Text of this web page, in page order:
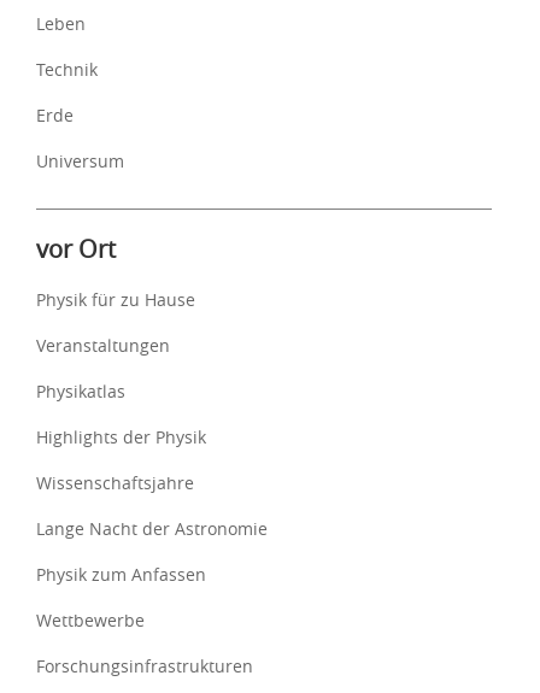
Leben
Technik
Erde
Universum
vor Ort
Physik für zu Hause
Veranstaltungen
Physikatlas
Highlights der Physik
Wissenschaftsjahre
Lange Nacht der Astronomie
Physik zum Anfassen
Wettbewerbe
Forschungsinfrastrukturen